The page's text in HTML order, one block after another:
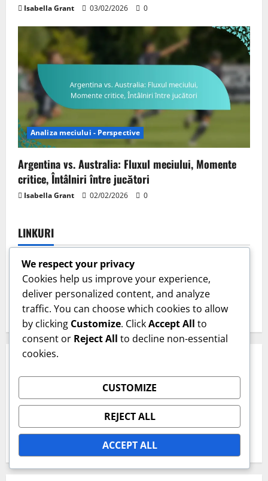
Isabella Grant 03/02/2026 0
Analiza meciului - Perspective
Argentina vs. Australia: Fluxul meciului, Momente
critice, Întâlniri între jucători
Isabella Grant 02/02/2026 0
LINKURI
Contactează-ne
Povestea noastră
Toate postările
Analiza meciului – Perspective
Analiza strategiilor echipei
Metrici de Performanță ale Jucătorului
We respect your privacy
Cookies help us improve your experience,
deliver personalized content, and analyze
traffic. You can choose which cookies to allow
by clicking Customize. ClickAccept All to
consent or Reject All to decline non-essential
cookies.
CUSTOMIZE
REJECT ALL
ACCEPT ALL